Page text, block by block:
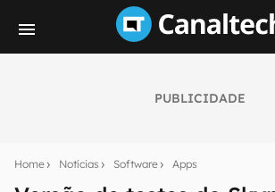
PUBLICIDADE
Home Notícias Software Apps
notícias e reviews sobre tecnologia
mão.